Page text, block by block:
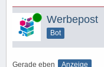
Online Werbepost
Bot
Gerade eben Anzeige